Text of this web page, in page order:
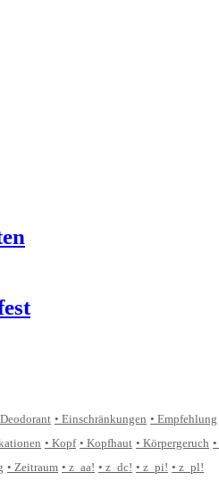
Deodorant Einschränkungen Empfehlung
Kopf Kopfhaut Körpergeruch
Zeitraum z_aa! z_dc! z_pi! z_pl!